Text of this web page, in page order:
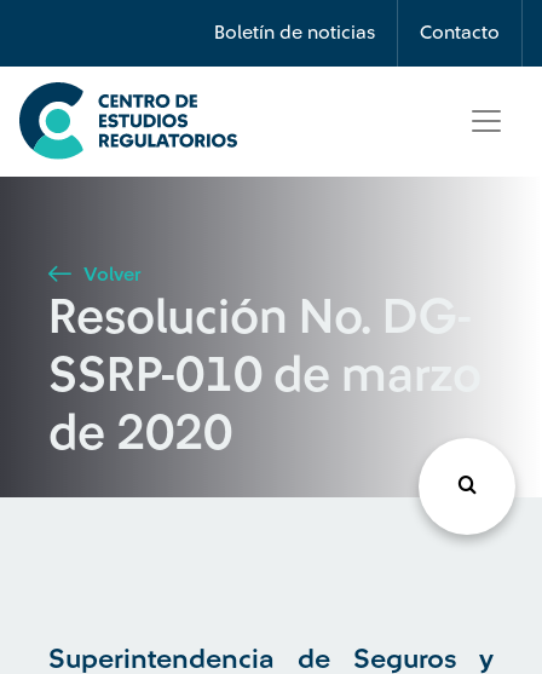
Boletín de noticias Contacto
Búsqueda
Seleccione país
Buscar
Volver
Resolución No. DG-
SSRP-010 de marzo
de 2020
Superintendencia de Seguros y